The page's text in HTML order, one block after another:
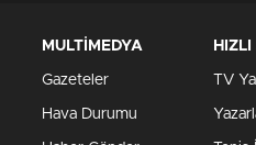
MULTİMEDYA
Gazeteler
Hava Durumu
TV